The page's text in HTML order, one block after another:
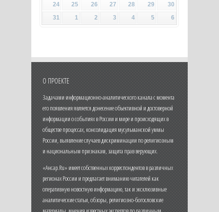
24
25 26 27 28 29
30
31
1 2 3 4 5 6
О ПРОЕКТЕ
Задачами информационно-аналитического канала с момента
его появления является донесение объективной и достоверной
информации о событиях в России и мире и происходящих в
обществе процессах, консолидация мусульманской уммы
России, выявление случаев дискриминации по религиозным
и национальным признакам, защита прав верующих.
«Ансар.Ru» имеет собственных корреспондентов в различных
регионах России и предлагает вниманию читателей как
оперативную новостную информацию, так и эксклюзивные
аналитические статьи, обзоры, религиозно-богословские